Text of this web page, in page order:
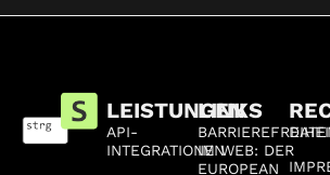
LEISTUNGEN
API-
INTEGRATIONEN
LINKS
IM WEB: DER
EUROPEAN